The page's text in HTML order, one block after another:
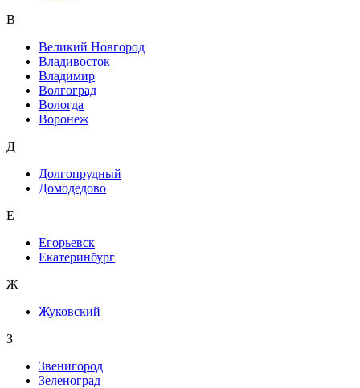
В
Великий Новгород
Владивосток
Владимир
Волгоград
Вологда
Воронеж
Д
Долгопрудный
Домодедово
Е
Егорьевск
Екатеринбург
Ж
Жуковский
З
Звенигород
Зеленоград